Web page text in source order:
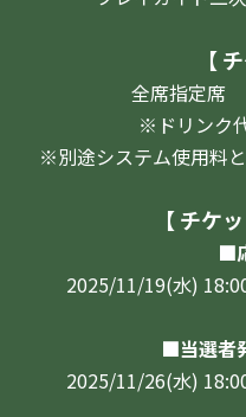
【
全席指定席
※ドリンク
※別途システム使用料と
【 チケ
■
2025/11/19(水)
■当選者
2025/11/26(水)